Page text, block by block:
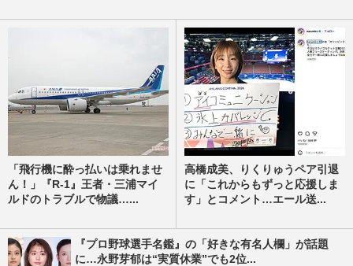
「飛行機に酔っ払いは乗れませ
ん！」『R-1』王者・三浦マイ
ルドのトラブルで物議…...
高橋成美、りくりゅうペア引退
に「これからもずっと応援しま
す」とコメント…エール送...
『プロ野球選手名鑑』の「好きな有名人欄」が話題
に…永野芽郁は“実質休業”でも2位...